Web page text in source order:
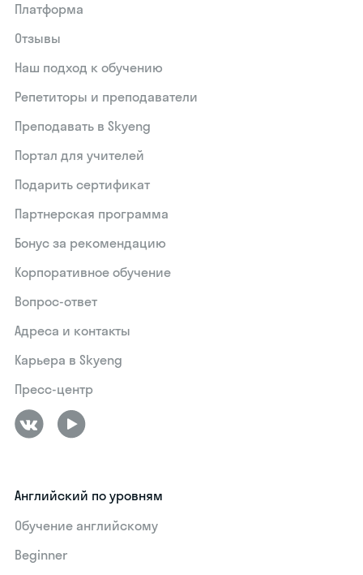
Платформа
Отзывы
Наш подход к обучению
Репетиторы и преподаватели
Преподавать в Skyeng
Портал для учителей
Подарить сертификат
Партнерская программа
Бонус за рекомендацию
Корпоративное обучение
Вопрос-ответ
Адреса и контакты
Карьера в Skyeng
Пресс-центр
Английский по уровням
Обучение английскому
Beginner